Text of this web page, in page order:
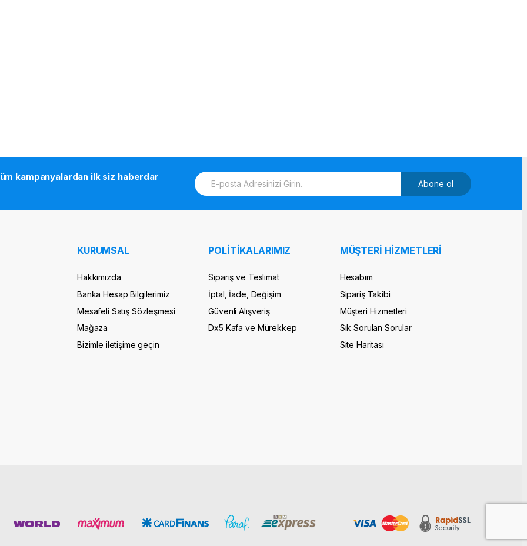
kampanyalardan ilk siz haberdar
E
m
i
Abone ol
KURUMSAL
Hakkımızda
Banka Hesap Bilgilerimiz
Mesafeli Satış Sözleşmesi
Mağaza
Bizimle iletişime geçin
POLİTİKALARIMIZ
Sipariş ve Teslimat
İptal, İade, Değişim
Güvenli Alışveriş
Dx5 Kafa ve Mürekkep
MÜŞTERİ HİZMETLERİ
Hesabım
Sipariş Takibi
Müşteri Hizmetleri
Sık Sorulan Sorular
Site Haritası